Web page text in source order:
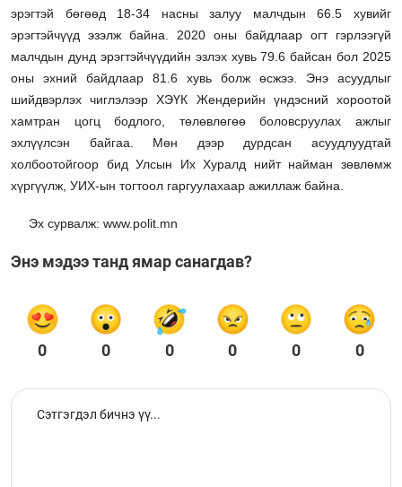
эрэгтэй бөгөөд 18-34 насны залуу малчдын 66.5 хувийг
эрэгтэйчүүд эзэлж байна. 2020 оны байдлаар огт гэрлээгүй
малчдын дунд эрэгтэйчүүдийн эзлэх хувь 79.6 байсан бол 2025
оны эхний байдлаар 81.6 хувь болж өсжээ. Энэ асуудлыг
шийдвэрлэх чиглэлээр ХЭҮК Жендерийн үндэсний хороотой
хамтран цогц бодлого, төлөвлөгөө боловсруулах ажлыг
эхлүүлсэн байгаа. Мөн дээр дурдсан асуудлуудтай
холбоотойгоор бид Улсын Их Хуралд нийт найман зөвлөмж
хүргүүлж, УИХ-ын тогтоол гаргуулахаар ажиллаж байна.
Эх сурвалж: www.polit.mn
Энэ мэдээ танд ямар санагдав?
0 0 0 0 0 0